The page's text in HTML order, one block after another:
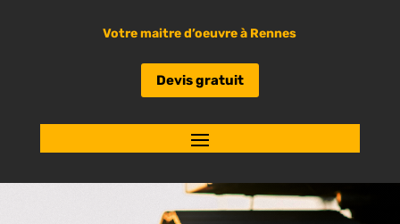
Votre maitre d’oeuvre à Rennes
Devis gratuit